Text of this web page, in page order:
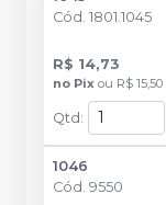
Cód. 1801.1045
R$ 14,73
no Pix ou R$ 15,50
Qtd :
1046
Cód. 9550